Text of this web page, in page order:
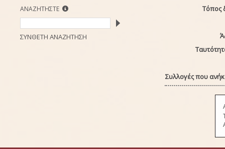
ΑΝΑΖΗΤΗΣΤΕ
ΣΥΝΘΕΤΗ ΑΝΑΖΗΤΗΣΗ
Τόπος
Συλλογές που